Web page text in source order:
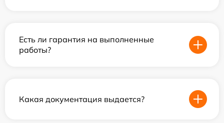
Есть ли гарантия на выполненные
работы?
Какая документация выдается?